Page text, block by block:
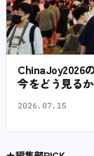
ChinaJoy2026
今をどう見る
2026.07.15